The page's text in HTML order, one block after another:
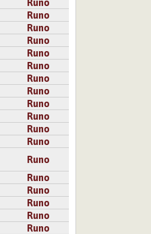
Runo
Runo
Runo
Runo
Runo
Runo
Runo
Runo
Runo
Runo
Runo
Runo
Runo
Runo
Runo
Runo
Runo